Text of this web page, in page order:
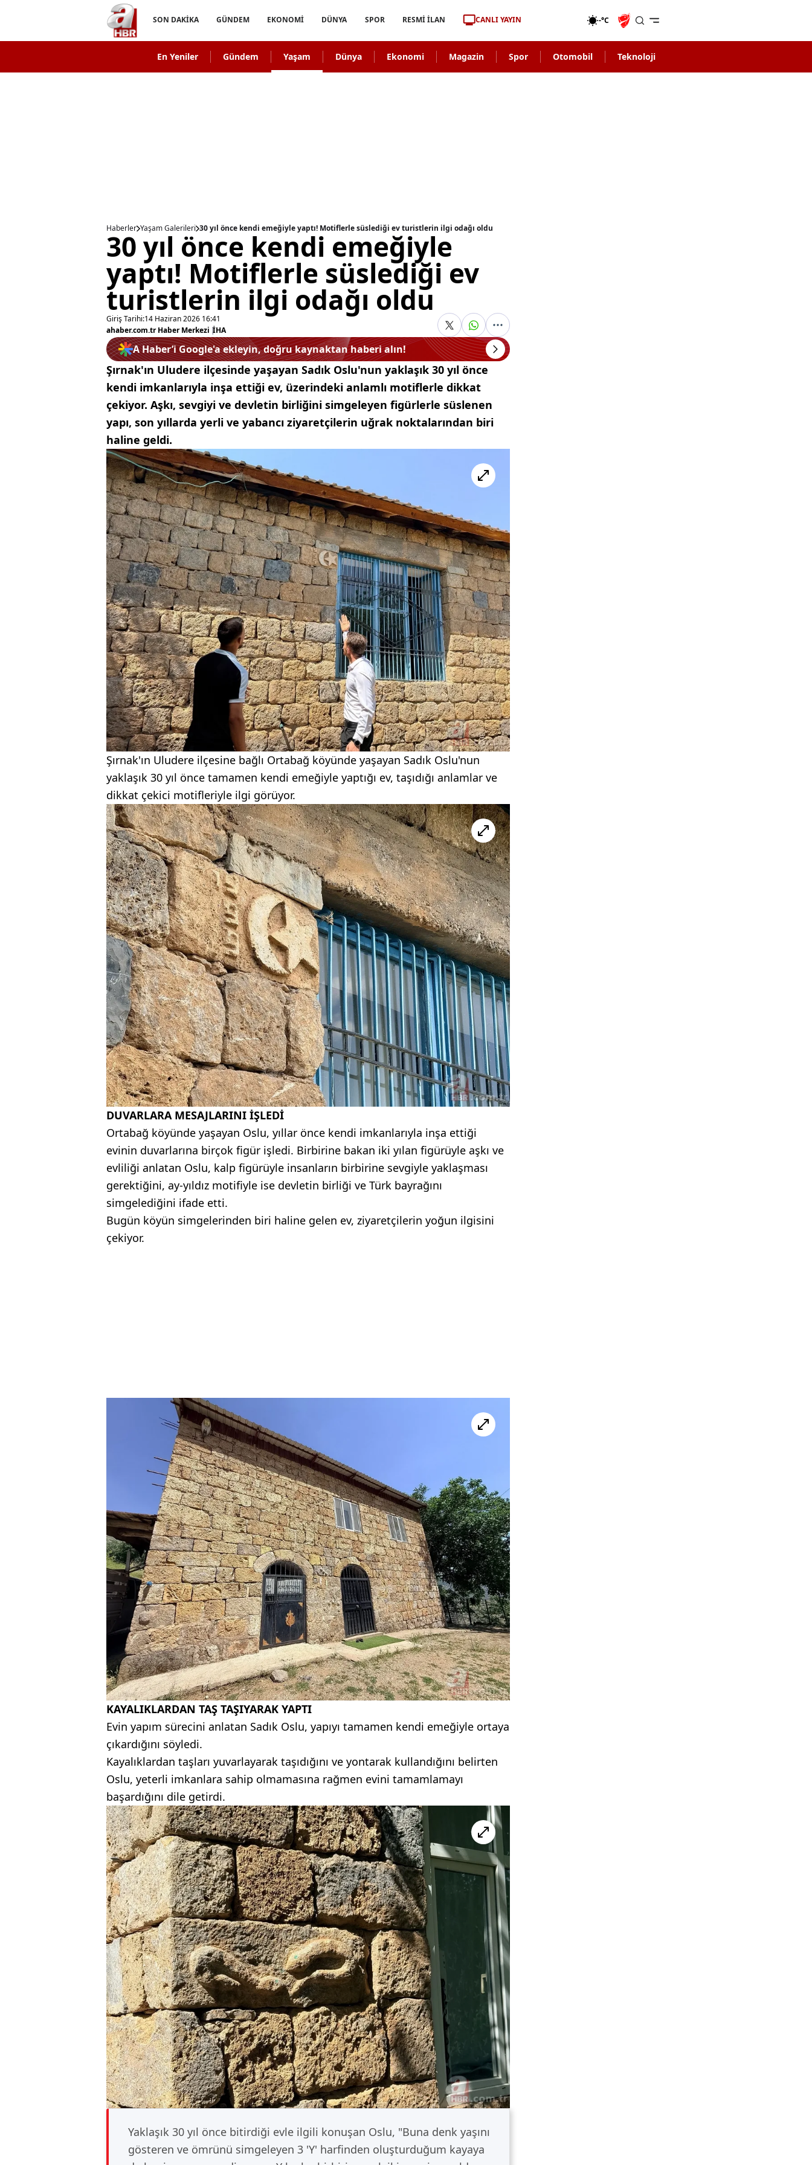
SON DAKİKA GÜNDEM EKONOMİ DÜNYA SPOR RESMİ İLAN CANLI YAYIN -°C
En Yeniler Gündem Yaşam Dünya Ekonomi Magazin Spor Otomobil Teknoloji
Haberler Yaşam Galerileri 30 yıl önce kendi emeğiyle yaptı! Motiflerle süslediği ev turistlerin ilgi odağı oldu
30 yıl önce kendi emeğiyle
yaptı! Motiflerle süslediği ev
turistlerin ilgi odağı oldu
Giriş Tarihi:14 Haziran 2026 16:41
ahaber.com.tr Haber Merkezi |İHA
A Haber’i Google'a ekleyin, doğru kaynaktan haberi alın!
Şırnak'ın Uludere ilçesinde yaşayan Sadık Oslu'nun yaklaşık 30 yıl önce
kendi imkanlarıyla inşa ettiği ev, üzerindeki anlamlı motiflerle dikkat
çekiyor. Aşkı, sevgiyi ve devletin birliğini simgeleyen figürlerle süslenen
yapı, son yıllarda yerli ve yabancı ziyaretçilerin uğrak noktalarından biri
haline geldi.
Şırnak'ın Uludere ilçesine bağlı Ortabağ köyünde yaşayan Sadık Oslu'nun
yaklaşık 30 yıl önce tamamen kendi emeğiyle yaptığı ev, taşıdığı anlamlar ve
dikkat çekici motifleriyle ilgi görüyor.
DUVARLARA MESAJLARINI İŞLEDİ
Ortabağ köyünde yaşayan Oslu, yıllar önce kendi imkanlarıyla inşa ettiği
evinin duvarlarına birçok figür işledi. Birbirine bakan iki yılan figürüyle aşkı ve
evliliği anlatan Oslu, kalp figürüyle insanların birbirine sevgiyle yaklaşması
gerektiğini, ay-yıldız motifiyle ise devletin birliği ve Türk bayrağını
simgelediğini ifade etti.
Bugün köyün simgelerinden biri haline gelen ev, ziyaretçilerin yoğun ilgisini
çekiyor.
KAYALIKLARDAN TAŞ TAŞIYARAK YAPTI
Evin yapım sürecini anlatan Sadık Oslu, yapıyı tamamen kendi emeğiyle ortaya
çıkardığını söyledi.
Kayalıklardan taşları yuvarlayarak taşıdığını ve yontarak kullandığını belirten
Oslu, yeterli imkanlara sahip olmamasına rağmen evini tamamlamayı
başardığını dile getirdi.
Yaklaşık 30 yıl önce bitirdiği evle ilgili konuşan Oslu, "Buna denk yaşını
gösteren ve ömrünü simgeleyen 3 'Y' harfinden oluşturduğum kayaya